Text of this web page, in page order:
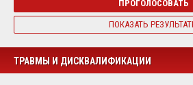
ПРОГОЛОСОВАТЬ
ПОКАЗАТЬ
ТРАВМЫ И ДИСКВАЛИФИКАЦИИ